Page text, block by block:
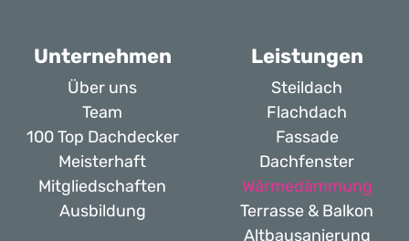
Unternehmen
Über uns
Team
100 Top Dachdecker
Meisterhaft
Mitgliedschaften
Ausbildung
Leistungen
Steildach
Flachdach
Fassade
Dachfenster
Wärmedämmung
Terrasse & Balkon
Altbausanierung